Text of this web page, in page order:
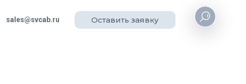
Оставить заявку
sales@svcab.ru